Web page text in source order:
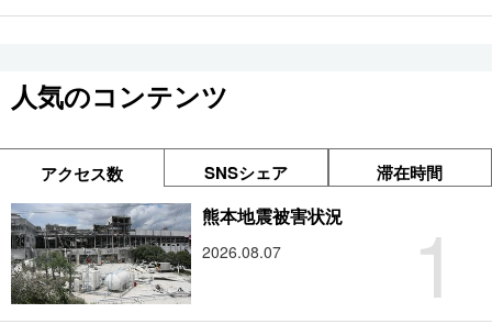
人気のコンテンツ
アクセス数 SNSシェア 滞在時間
1
熊本地震被害状況
2026.08.07